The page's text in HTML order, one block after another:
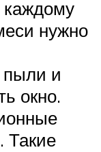
каждому
нужно
пыли и
окно.
Такие